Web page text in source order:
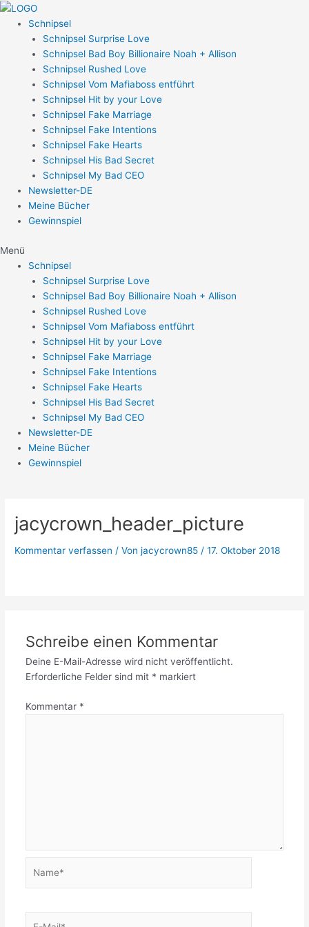
Zum
Inhalt
springen
Schnipsel
Schnipsel Surprise Love
Schnipsel Bad Boy Billionaire Noah + Allison
Schnipsel Rushed Love
Schnipsel Vom Mafiaboss entführt
Schnipsel Hit by your Love
Schnipsel Fake Marriage
Schnipsel Fake Intentions
Schnipsel Fake Hearts
Schnipsel His Bad Secret
Schnipsel My Bad CEO
Newsletter-DE
Meine Bücher
Gewinnspiel
Menü
Schnipsel
Schnipsel Surprise Love
Schnipsel Bad Boy Billionaire Noah + Allison
Schnipsel Rushed Love
Schnipsel Vom Mafiaboss entführt
Schnipsel Hit by your Love
Schnipsel Fake Marriage
Schnipsel Fake Intentions
Schnipsel Fake Hearts
Schnipsel His Bad Secret
Schnipsel My Bad CEO
Newsletter-DE
Meine Bücher
Gewinnspiel
jacycrown_header_picture
Kommentar verfassen / Vonjacycrown85 /17. Oktober 2018
Schreibe einen Kommentar
Deine E-Mail-Adresse wird nicht veröffentlicht.
Erforderliche Felder sind mit * markiert
Kommentar *